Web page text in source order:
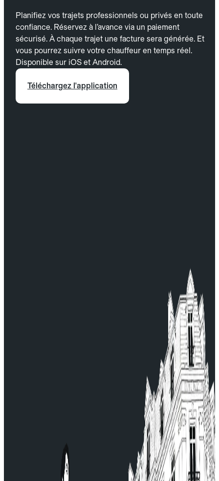
Planifiez vos trajets professionnels ou privés en toute
confiance. Réservez à l’avance via un paiement
sécurisé. À chaque trajet une facture sera générée. Et
vous pourrez suivre votre chauffeur en temps réel.
Disponible sur iOS et Android.
Téléchargez l'application